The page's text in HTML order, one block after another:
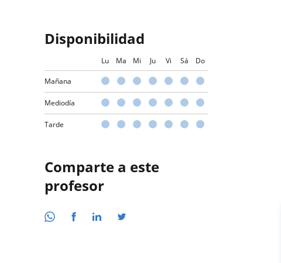
Disponibilidad
Lu Ma Mi Ju Vi Sá Do
Mañana
Mediodía
Tarde
Comparte a este
profesor